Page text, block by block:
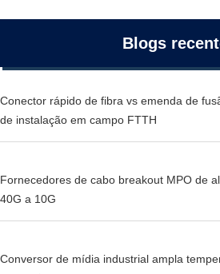
Blogs
Conector rápido de fibra vs emenda de
de instalação em campo FTTH
Fornecedores de cabo breakout MPO de
40G a 10G
Conversor de mídia industrial ampla